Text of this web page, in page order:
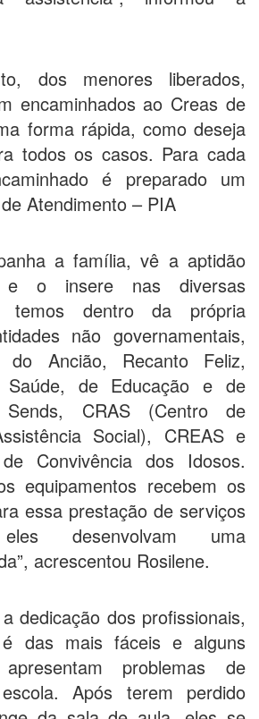
dos menores liberados,
encaminhados ao Creas de
forma rápida, como deseja
todos os casos. Para cada
é preparado um
Atendimento – PIA
a família, vê a aptidão
e o insere nas diversas
temos dentro da própria
não governamentais,
do Ancião, Recanto Feliz,
Saúde, de Educação e de
Sends, CRAS (Centro de
Social), CREAS e
Convivência dos Idosos.
equipamentos recebem os
essa prestação de serviços
desenvolvam uma
acrescentou Rosilene.
dedicação dos profissionais,
das mais fáceis e alguns
apresentam problemas de
Após terem perdido